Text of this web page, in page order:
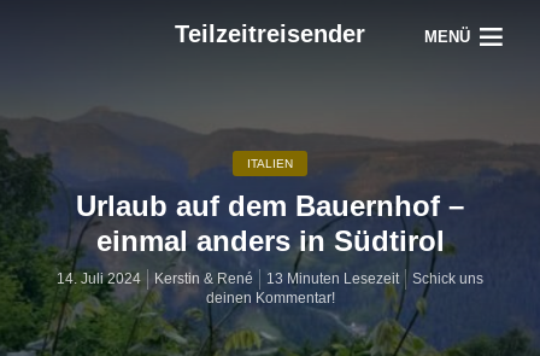
Teilzeitreisender MENÜ
ITALIEN
Urlaub auf dem Bauernhof –
einmal anders in Südtirol
14. Juli 2024 Kerstin & René 13 Minuten Lesezeit
Schick uns
deinen Kommentar!